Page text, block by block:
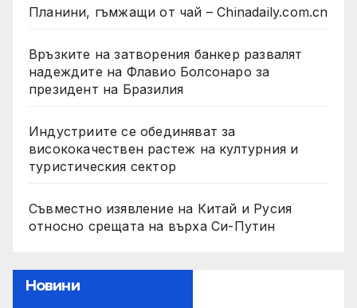
Планини, гъмжащи от чай – Chinadaily.com.cn
Връзките на затворения банкер развалят
надеждите на Флавио Болсонаро за
президент на Бразилия
Индустриите се обединяват за
висококачествен растеж на културния и
туристическия сектор
Съвместно изявление на Китай и Русия
относно срещата на върха Си-Путин
Новини